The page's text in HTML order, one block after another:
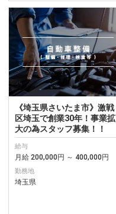
《埼玉県さいたま市》激戦
区埼玉で創業30年！事業拡
大の為スタッフ募集！！
給与
月給 200,000円 ～ 400,000円
勤務地
埼玉県